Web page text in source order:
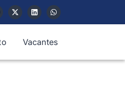
Vacantes